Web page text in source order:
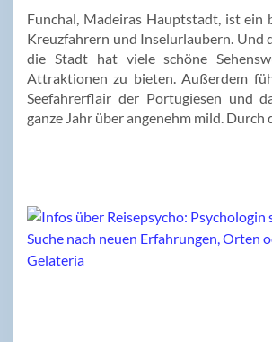
Funchal, Madeiras Hauptstadt, ist ein
Kreuzfahrern und Inselurlaubern. Und
die Stadt hat viele schöne
Attraktionen zu bieten. Außerdem
Seefahrerflair der Portugiesen und
ganze Jahr über angenehm mild. Durch